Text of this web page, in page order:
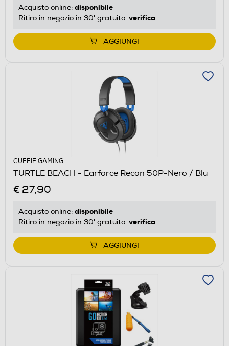
Acquisto online: disponibile
Ritiro in negozio in 30' gratuito: verifica
AGGIUNGI
CUFFIE GAMING
TURTLE BEACH - Earforce Recon 50P-Nero / Blu
€ 27,90
Acquisto online: disponibile
Ritiro in negozio in 30' gratuito: verifica
AGGIUNGI